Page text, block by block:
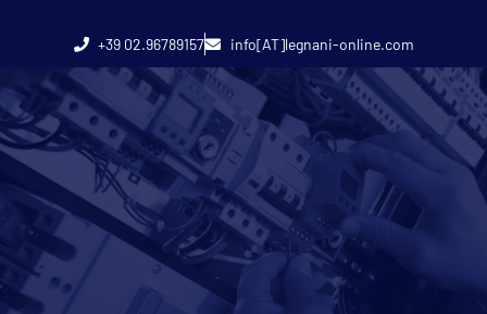
+39 02.96789157 info[AT]legnani-online.com